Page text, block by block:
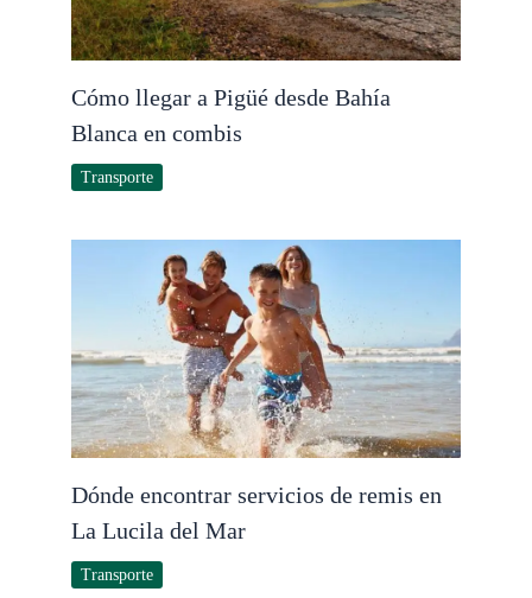
Cómo llegar a Pigüé desde Bahía
Blanca en combis
Transporte
Dónde encontrar servicios de remis en
La Lucila del Mar
Transporte